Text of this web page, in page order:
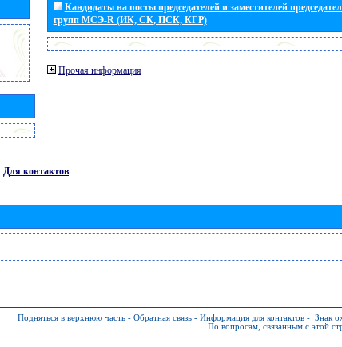
Кандидаты на посты председателей и заместителей
групп МСЭ-R (ИК, СК, ПСК, КГР)
Прочая информация
Для контактов
Подняться в верхнюю часть - Обратная связь - Информация для контактов - Знак
По вопросам, связанным с этой